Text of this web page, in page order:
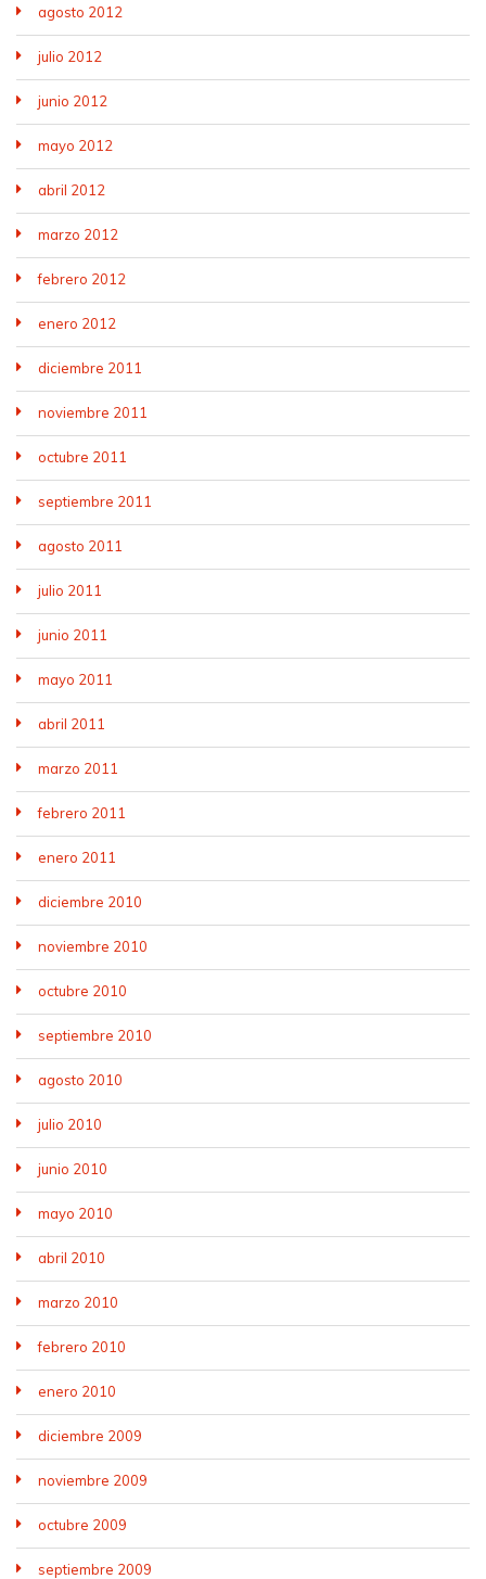
agosto 2012
julio 2012
junio 2012
mayo 2012
abril 2012
marzo 2012
febrero 2012
enero 2012
diciembre 2011
noviembre 2011
octubre 2011
septiembre 2011
agosto 2011
julio 2011
junio 2011
mayo 2011
abril 2011
marzo 2011
febrero 2011
enero 2011
diciembre 2010
noviembre 2010
octubre 2010
septiembre 2010
agosto 2010
julio 2010
junio 2010
mayo 2010
abril 2010
marzo 2010
febrero 2010
enero 2010
diciembre 2009
noviembre 2009
octubre 2009
septiembre 2009